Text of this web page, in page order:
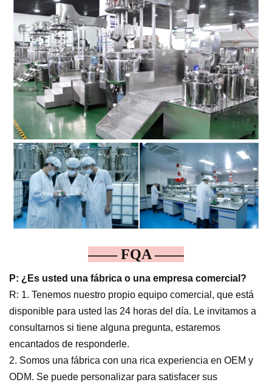
—— FQA ——
P: ¿Es usted una fábrica o una empresa comercial?
R: 1. Tenemos nuestro propio equipo comercial, que está
disponible para usted las 24 horas del día. Le invitamos a
consultarnos si tiene alguna pregunta, estaremos
encantados de responderle.
2. Somos una fábrica con una rica experiencia en OEM y
ODM. Se puede personalizar para satisfacer sus